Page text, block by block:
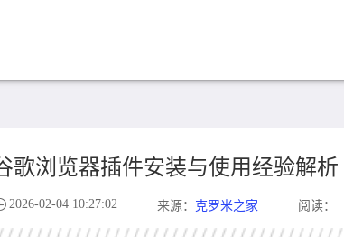
歌浏览器插件安装与使用经验解析
2026-02-04 10:27:02 来源： 克罗米之家 阅读：